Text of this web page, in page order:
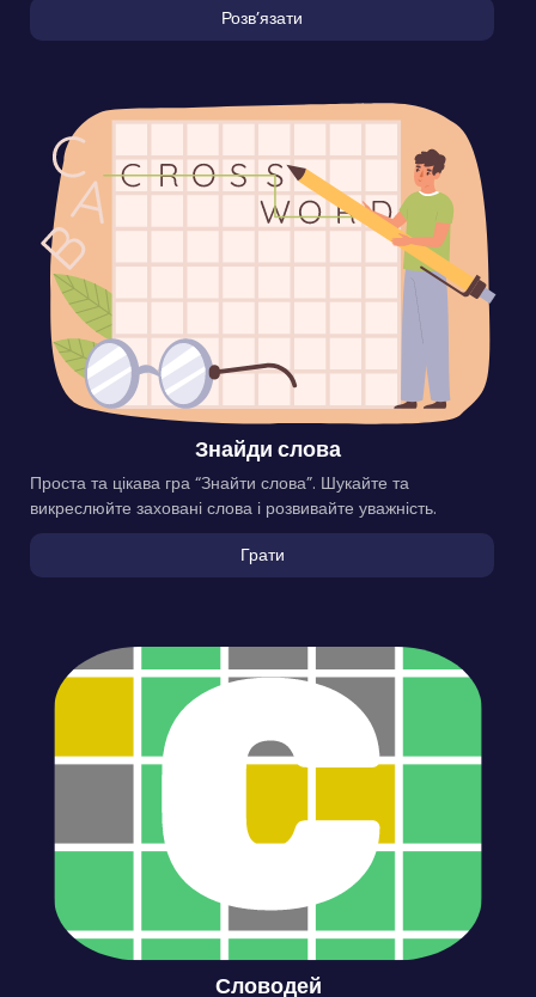
Розвʼязати
Знайди слова
Проста та цікава гра “Знайти слова”. Шукайте та
викреслюйте заховані слова і розвивайте уважність.
Грати
Словодей